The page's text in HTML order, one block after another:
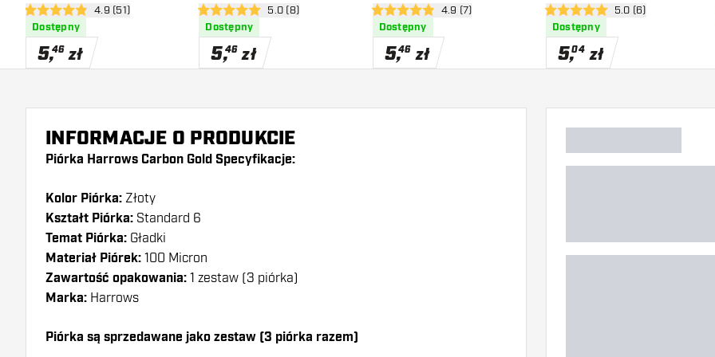
otwórz panel recenzji
4.9 gwiazdki oceny
4.9 (51)
Dostępny
5,46 zł
otwórz panel recenzji
5 gwiazdki oceny5.0 (8)
Dostępny
5,46 zł
otwórz panel recenzji
4.9 gwiazdki oceny
4.9 (7)
Dostępny
5,46 zł
otwórz panel recenzji
5 gwiazdki oceny5.0 (6)
Dostępny
5,04 zł
INFORMACJE O PRODUKCIE
Piórka Harrows Carbon Gold Specyfikacje:
Kolor Piórka: Złoty
Kształt Piórka: Standard 6
Temat Piórka: Gładki
Materiał Piórek: 100 Micron
Zawartość opakowania: 1 zestaw (3 piórka)
Marka: Harrows
Piórka są sprzedawane jako zestaw (3 piórka razem)